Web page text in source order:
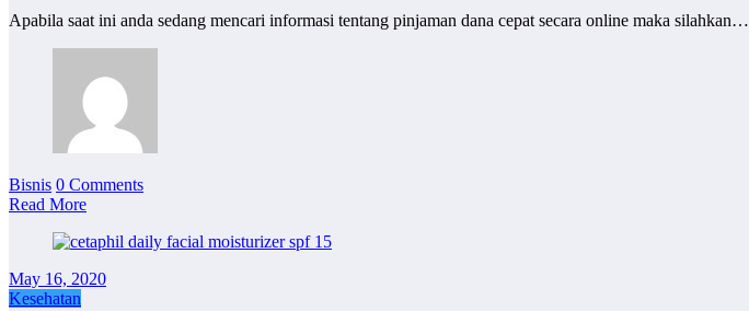
Apabila saat ini anda sedang mencari informasi tentang pinjaman dana cepat secara online maka silahkan…
Bisnis 0 Comments
Read More
May 16, 2020
Kesehatan